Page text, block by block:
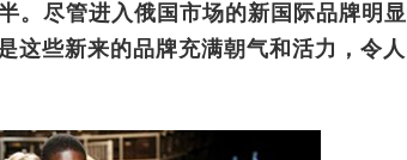
。尽管进入俄国市场的新国际品牌明显
这些新来的品牌充满朝气和活力，令人